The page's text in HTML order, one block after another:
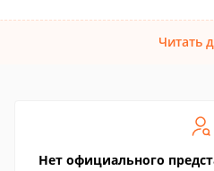
Читать
Нет официального